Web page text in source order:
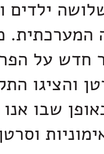
ילדים
המערכתית.
חדש על
והציגו
שבו אנו